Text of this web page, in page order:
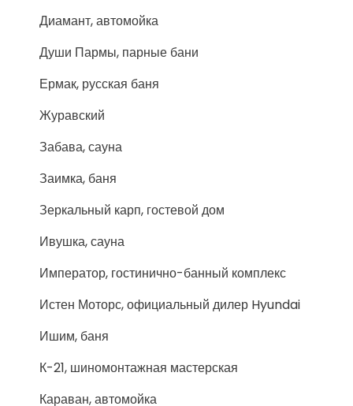
Диамант, автомойка
Души Пармы, парные бани
Ермак, русская баня
Журавский
Забава, сауна
Заимка, баня
Зеркальный карп, гостевой дом
Ивушка, сауна
Император, гостинично-банный комплекс
Истен Моторс, официальный дилер Hyundai
Ишим, баня
К-21, шиномонтажная мастерская
Караван, автомойка